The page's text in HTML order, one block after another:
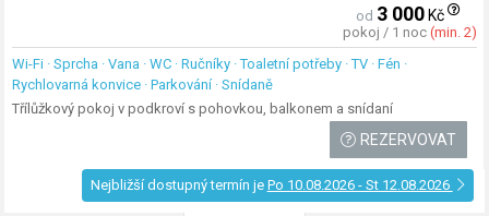
od 3 000Kč
pokoj / 1 noc (min. 2)
Wi-Fi · Sprcha · Vana · WC · Ručníky · Toaletní potřeby · TV · Fén ·
Rychlovarná konvice · Parkování · Snídaně
Třílůžkový pokoj v podkroví s pohovkou, balkonem a snídaní
REZERVOVAT
Nejbližší dostupný termín je Po 10.08.2026 - St 12.08.2026